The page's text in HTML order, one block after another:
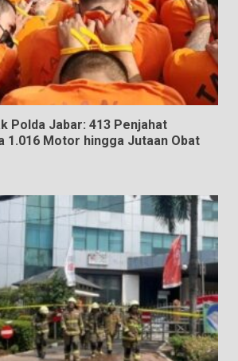
Polda Jabar: 413 Penjahat
1.016 Motor hingga Jutaan Obat